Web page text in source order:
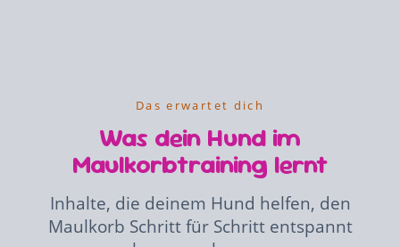
Das erwartet dich
Was dein Hund im
Maulkorbtraining lernt
Inhalte, die deinem Hund helfen, den
Maulkorb Schritt für Schritt entspannt